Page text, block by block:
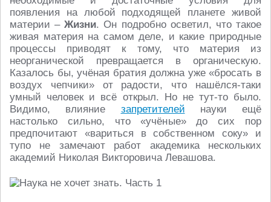
появления на любой подходящей планете живой
материи –Жизни. Он подробно осветил, что такое
живая материя на самом деле, и какие природные
процессы приводят к тому, что материя из
неорганической превращается в органическую.
Казалось бы, учёная братия должна уже «бросать в
воздух чепчики» от радости, что нашёлся-таки
умный человек и всё открыл. Но не тут-то было.
Видимо, влияние запретителей науки ещё
настолько сильно, что «учёные» до сих пор
предпочитают «вариться в собственном соку» и
тупо не замечают работ академика нескольких
академий Николая Викторовича Левашова.